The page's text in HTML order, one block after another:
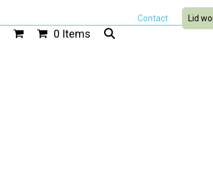
Contact Lid
0 Items